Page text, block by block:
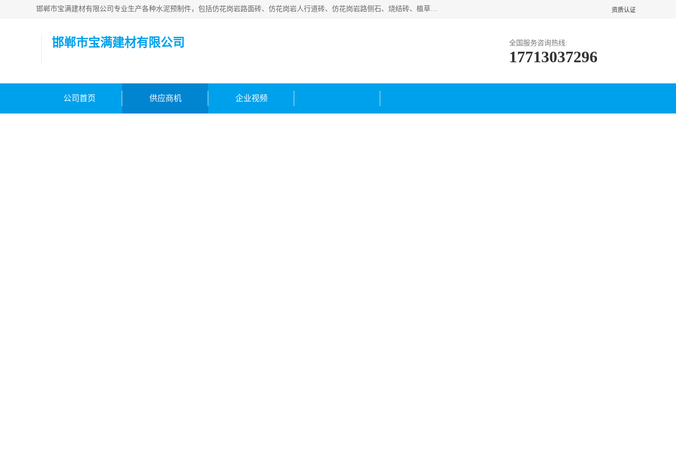
邯郸市宝满建材有限公司专业生产各种水泥预制件，包括仿花岗岩路面砖、仿花岗岩人行道砖、仿花岗岩路侧石、烧结砖、植草砖、码头砖连锁块、仿花岗岩路侧石、沙井盖、水泥盖板等各种水泥制品 资质认证
邯郸市宝满建材有限公司 全国服务咨询热线:
17713037296
公司首页 供应商机 企业视频